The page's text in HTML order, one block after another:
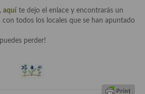
aquí te dejo el enlace y encontrarás un
todos los locales que se han apuntado
perder!